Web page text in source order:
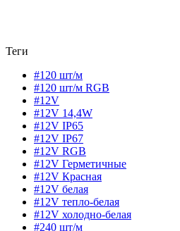
Теги
#120 шт/м
#120 шт/м RGB
#12V
#12V 14,4W
#12V IP65
#12V IP67
#12V RGB
#12V Герметичные
#12V Красная
#12V белая
#12V тепло-белая
#12V холодно-белая
#240 шт/м